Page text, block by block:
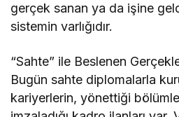
gerçek sanan ya da işine
sistemin varlığıdır.
“Sahte” ile Beslenen
Bugün sahte diplomalarla
kariyerlerin, yönettiği